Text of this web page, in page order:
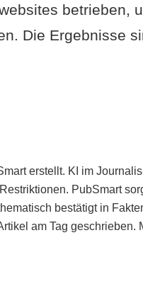
betrieben,
Die Ergebnisse
erstellt. KI im
PubSmart
bestätigt in
am Tag geschrieben.